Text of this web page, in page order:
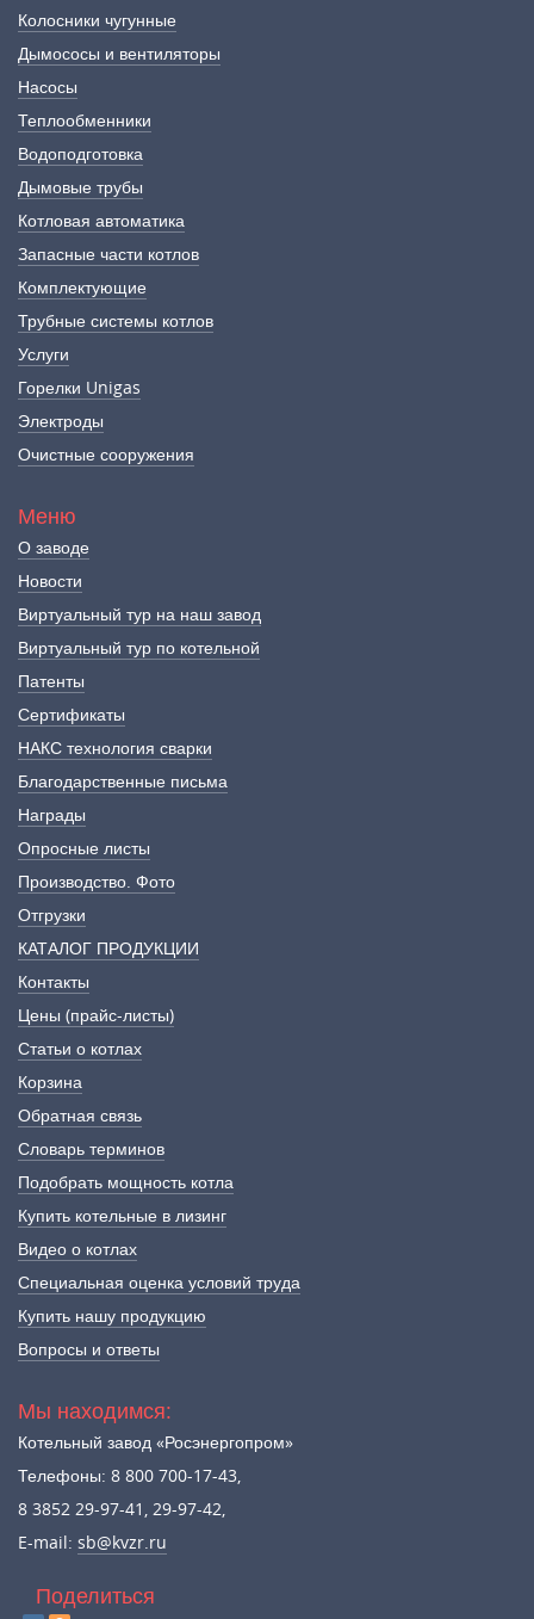
Колосники чугунные
Дымососы и вентиляторы
Насосы
Теплообменники
Водоподготовка
Дымовые трубы
Котловая автоматика
Запасные части котлов
Комплектующие
Трубные системы котлов
Услуги
Горелки Unigas
Электроды
Очистные сооружения
Меню
О заводе
Новости
Виртуальный тур на наш завод
Виртуальный тур по котельной
Патенты
Сертификаты
НАКС технология сварки
Благодарственные письма
Награды
Опросные листы
Производство. Фото
Отгрузки
КАТАЛОГ ПРОДУКЦИИ
Контакты
Цены (прайс-листы)
Статьи о котлах
Корзина
Обратная связь
Словарь терминов
Подобрать мощность котла
Купить котельные в лизинг
Видео о котлах
Специальная оценка условий труда
Купить нашу продукцию
Вопросы и ответы
Мы находимся:
Котельный завод «Росэнергопром»
Телефоны: 8 800 700-17-43,
8 3852 29-97-41, 29-97-42,
E-mail: sb@kvzr.ru
Поделиться